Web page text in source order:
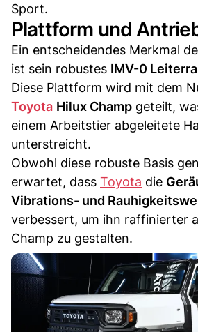
Sport.
Plattform und
Ein entscheidendes Merkmal
ist sein robustes IMV-0
Diese Plattform wird mit dem
Toyota Hilux Champ geteilt,
einem Arbeitstier abgeleitete
unterstreicht.
Obwohl diese robuste Basis
erwartet, dass Toyota die
Vibrations- und
verbessert, um ihn raffinierter
Champ zu gestalten.